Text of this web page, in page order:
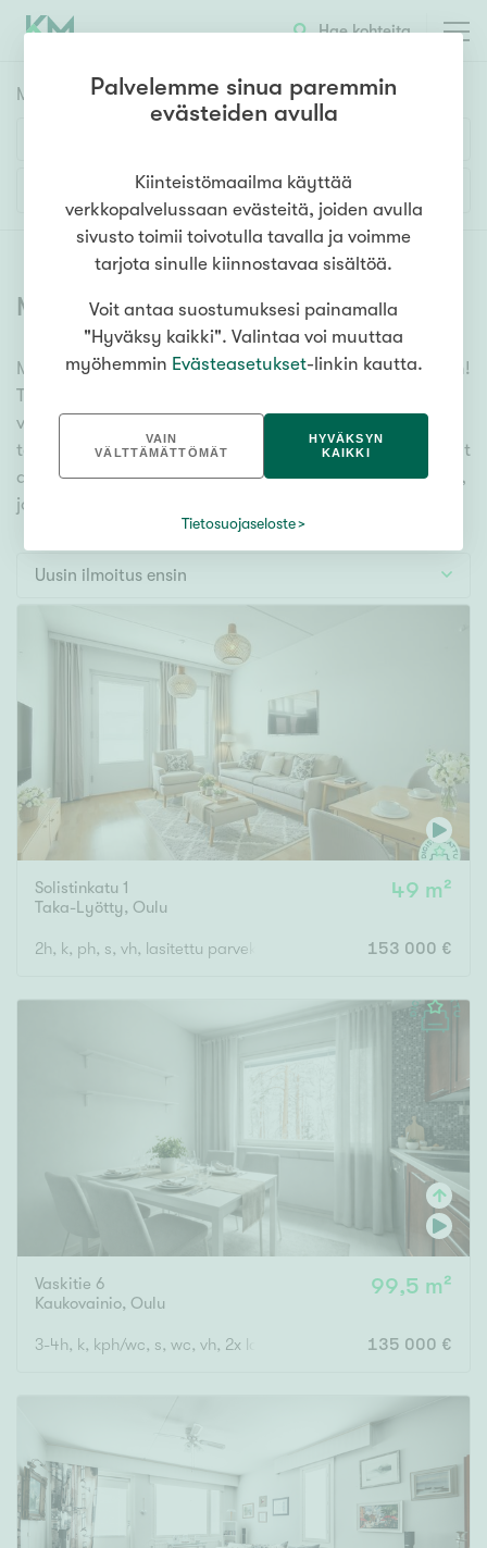
Hae kohteita
Myyntikohteet
1h 2h 3h 4h 5h+
Asuntotyyppi
Kerros-/luhtitalo
Rivitalo/paritalo
Omakoti-/erillistalo
Maa- tai metsätila
Vapaa-ajan asunto
Muut
000 €
Pinta-ala
Asuinpinta-ala Kokonaispinta-ala
m²
Uudiskohteet
Vain uudiskohteet Ei uudiskohteita
Arvokohteet
Vain arvokohteet Ei arvokohteita
Tyydyttävä
Välttävä
Lisää hakuehtoja
Myytävät asunnot (6314 )
Meiltä löydät myytävät asunnot, oli tarpeesi mikä vain!
Tuhansien kohteiden ja satojen kiinteistönvälittäjien
verkostomme auttaa sinua kenties elämäsi
tärkeimmässä päätöksessä. Katso alta kaikki myytävät
asunnot. Hyödynnä myös kätevää hakutyökaluamme,
jonka avulla löydät omien toiveidesi mukaisen kodin.
Uusin ilmoitus ensin
Solistinkatu 1
Taka-Lyötty, Oulu
49 m²
2h, k, ph, s, vh, lasitettu parveke 153 000 €
Vaskitie 6
Kaukovainio, Oulu
99,5 m²
3-4h, k, kph/wc, s, wc, vh, 2x las. parv. 135 000 €
Palvelemme sinua paremmin
evästeiden avulla
Kiinteistömaailma käyttää
verkkopalvelussaan evästeitä, joiden avulla
sivusto toimii toivotulla tavalla ja voimme
tarjota sinulle kiinnostavaa sisältöä.
Voit antaa suostumuksesi painamalla
"Hyväksy kaikki". Valintaa voi muuttaa
myöhemmin Evästeasetukset-linkin kautta.
VAIN
VÄLTTÄMÄTTÖMÄT
HYVÄKSYN
KAIKKI
Tietosuojaseloste